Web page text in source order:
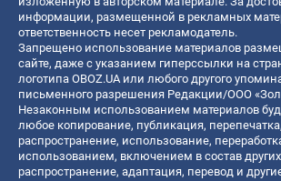
информации, размещенной в рекламных
ответственность несет рекламодатель.
Запрещено использование материалов
сайте, даже с указанием гиперссылки на
логотипа OBOZ.UA или любого другого
письменного разрешения Редакции/ООО
Незаконным использованием материалов
любое копирование, публикация,
распространение, использование,
использованием, включением в состав
распространение, адаптация, перевод и